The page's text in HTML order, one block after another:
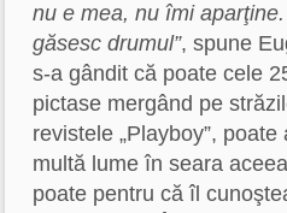
nu e mea, nu îmi
găsesc drumul”, spune
s-a gândit că poate cele
pictase mergând pe
revistele „Playboy”,
multă lume în seara
poate pentru că îl